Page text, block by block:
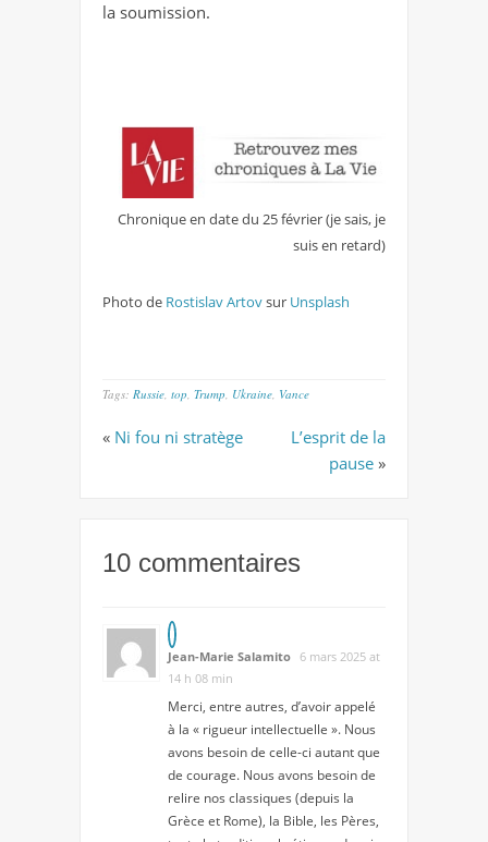
la soumission.
Chronique en date du 25 février (je sais, je
suis en retard)
Photo de Rostislav Artovsur Unsplash
Tags: Russie, top, Trump, Ukraine, Vance
« Ni fou ni stratège
L’esprit de la
pause »
10 commentaires
Jean-Marie Salamito 6 mars 2025 at
14 h 08 min
Merci, entre autres, d’avoir appelé
à la « rigueur intellectuelle ». Nous
avons besoin de celle-ci autant que
de courage. Nous avons besoin de
relire nos classiques (depuis la
Grèce et Rome), la Bible, les Pères,